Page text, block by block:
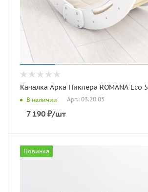
Качалка Арка Пиклера ROMANA Eco 5
В наличии Арт.: 03.20.05
7 190 ₽/шт
Новинка